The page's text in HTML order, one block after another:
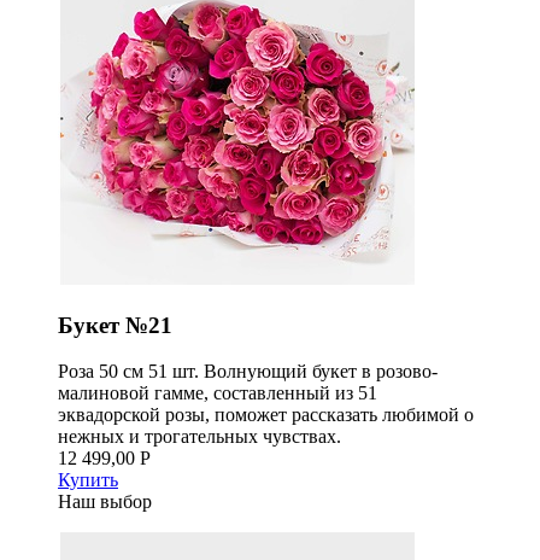
Букет №21
Роза 50 см 51 шт. Волнующий букет в розово-
малиновой гамме, составленный из 51
эквадорской розы, поможет рассказать любимой о
нежных и трогательных чувствах.
12 499,00 Р
Купить
Наш выбор